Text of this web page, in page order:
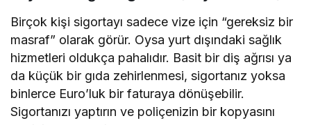
Birçok kişi sigortayı sadece vize için “gereksiz bir
masraf” olarak görür. Oysa yurt dışındaki sağlık
hizmetleri oldukça pahalıdır. Basit bir diş ağrısı ya
da küçük bir gıda zehirlenmesi, sigortanız yoksa
binlerce Euro’luk bir faturaya dönüşebilir.
Sigortanızı yaptırın ve poliçenizin bir kopyasını